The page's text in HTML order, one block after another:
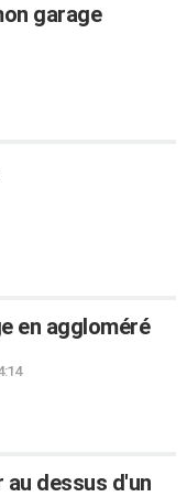
garage
en aggloméré
au dessus d'un